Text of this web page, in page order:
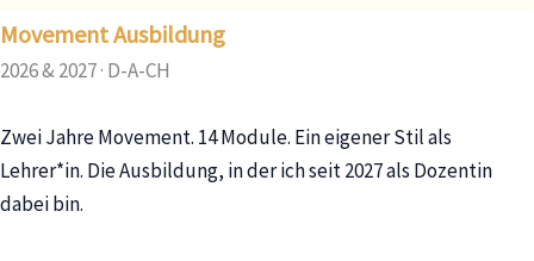
Movement Ausbildung
2026 & 2027 · D-A-CH
Zwei Jahre Movement. 14 Module. Ein eigener Stil als
Lehrer*in. Die Ausbildung, in der ich seit 2027 als Dozentin
dabei bin.